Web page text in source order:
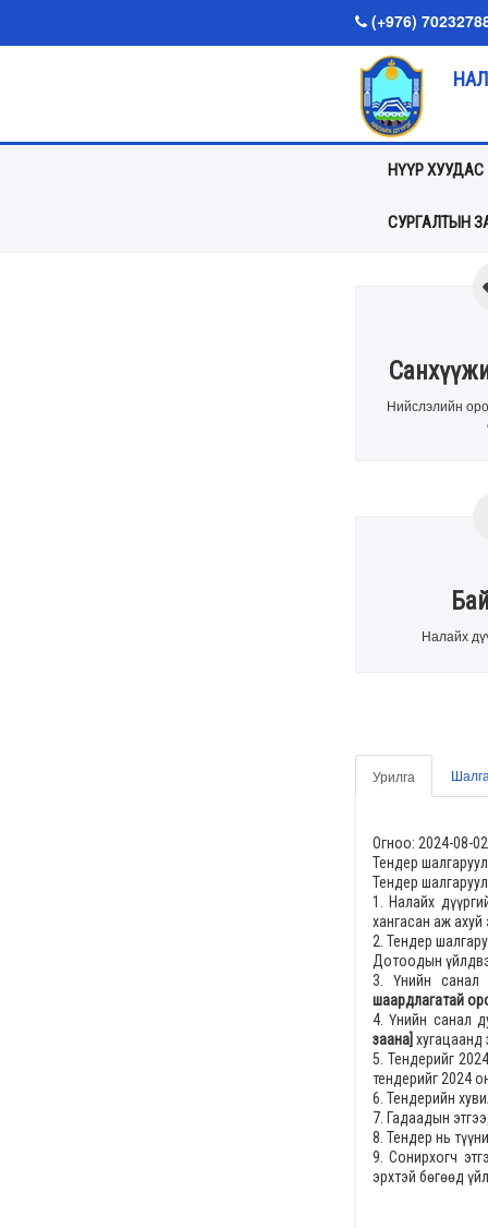
(+976)
НҮҮР ХУУДАС
СУРГАЛТЫН
Нийслэлийн
Налайх
Урилга
Огноо: 2024-08-02
Тендер
Тендер
1.
Налайх
хангасан аж ахуй
2. Тендер
Дотоодын
3. Үнийн санал
шаардлагатай
4. Үнийн санал
заана] хугацаанд
5. Тендерийг
тендерийг 2024
6. Тендерийн
7. Гадаадын
8. Тендер нь
9. Сонирхогч
эрхтэй бөгөөд